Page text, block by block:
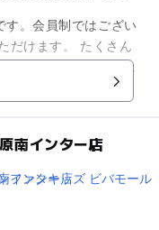
す。会員制ではござい
だけます。 たくさん
自由に選んで遊べま
南インター店